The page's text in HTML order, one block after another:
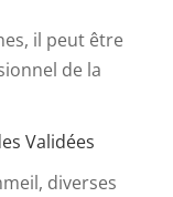
il peut être
de la
Validées
diverses